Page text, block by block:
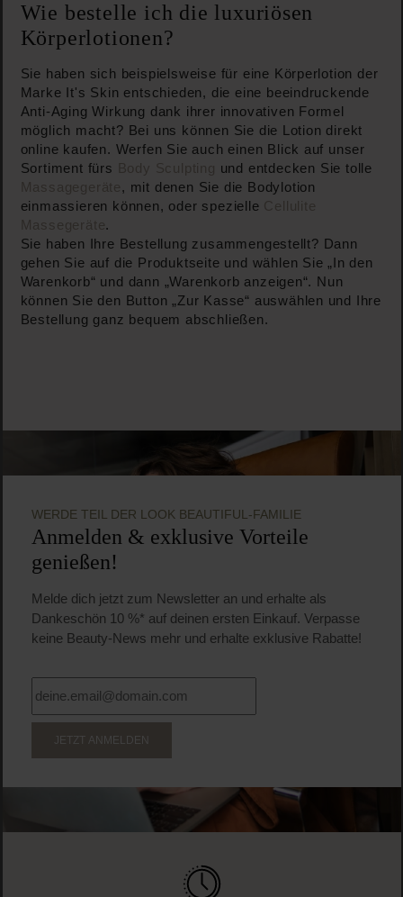
Wie bestelle ich die luxuriösen
Körperlotionen?
Sie haben sich beispielsweise für eine Körperlotion der
Marke It's Skin entschieden, die eine beeindruckende
Anti-Aging Wirkung dank ihrer innovativen Formel
möglich macht? Bei uns können Sie die Lotion direkt
online kaufen. Werfen Sie auch einen Blick auf unser
Sortiment fürs
Body Sculpting und entdecken Sie tolle
Massagegeräte, mit denen Sie die Bodylotion
einmassieren können, oder spezielle Cellulite
Massegeräte.
Sie haben Ihre Bestellung zusammengestellt? Dann
gehen Sie auf die Produktseite und wählen Sie „In den
Warenkorb“ und dann „Warenkorb anzeigen“. Nun
können Sie den Button „Zur Kasse“ auswählen und Ihre
Bestellung ganz bequem abschließen.
WERDE TEIL DER LOOK BEAUTIFUL-FAMILIE
Anmelden & exklusive Vorteile
genießen!
Melde dich jetzt zum Newsletter an und erhalte als
Dankeschön 10 %* auf deinen ersten Einkauf. Verpasse
keine Beauty-News mehr und erhalte exklusive Rabatte!
JETZT ANMELDEN